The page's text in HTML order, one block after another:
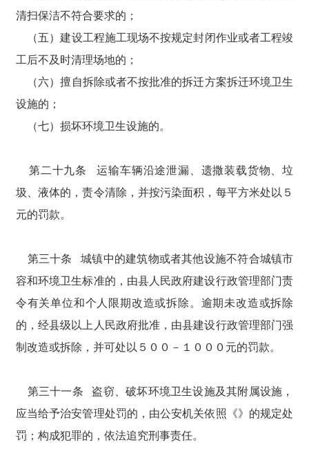
清扫保洁不符合要求的；
（五）建设工程施工现场不按规定封闭作业或者工程竣
工后不及时清理场地的；
（六）擅自拆除或者不按批准的拆迁方案拆迁环境卫生
设施的；
（七）损坏环境卫生设施的。
第二十九条 运输车辆沿途泄漏、遗撒装载货物、垃
圾、液体的，责令清除，并按污染面积，每平方米处以５
元的罚款。
第三十条 城镇中的建筑物或者其他设施不符合城镇市
容和环境卫生标准的，由县人民政府建设行政管理部门责
令有关单位和个人限期改造或拆除。逾期未改造或拆除
的，经县级以上人民政府批准，由县建设行政管理部门强
制改造或拆除，并可处以５００－１０００元的罚款。
第三十一条 盗窃、破坏环境卫生设施及其附属设施，
应当给予治安管理处罚的，由公安机关依照《》的规定处
罚；构成犯罪的，依法追究刑事责任。